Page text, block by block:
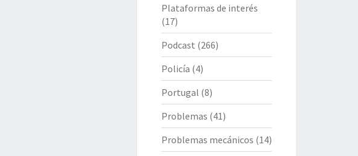
Plataformas de interés
(17)
Podcast (266)
Policía (4)
Portugal (8)
Problemas (41)
Problemas mecánicos (14)